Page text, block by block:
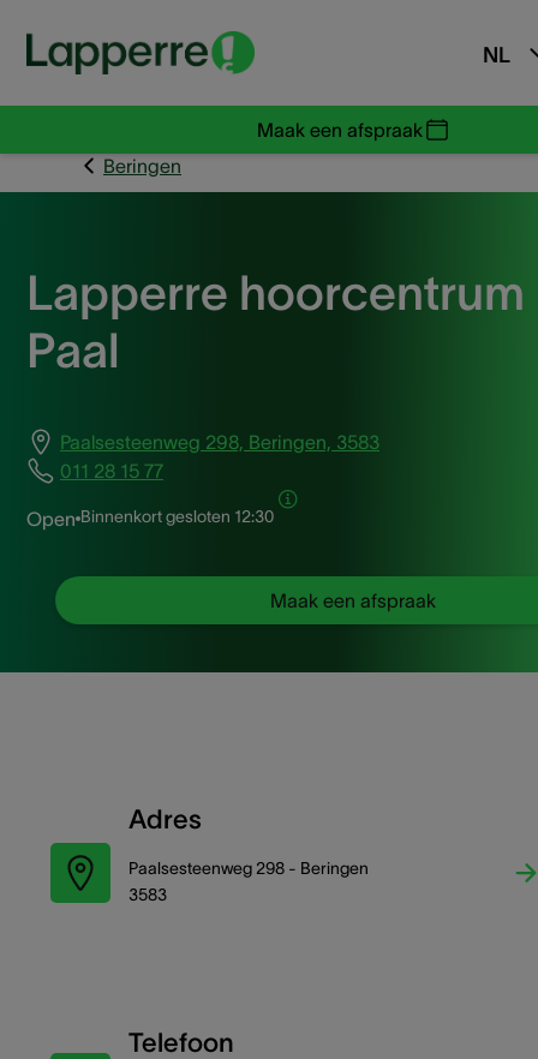
NL
Maak een afspraak
Beringen
Lapperre hoorcentrum
Paal
Paalsesteenweg 298, Beringen, 3583
011 28 15 77
Open Binnenkort gesloten 12:30
Maak een afspraak
Adres
Paalsesteenweg 298 - Beringen
3583
Telefoon